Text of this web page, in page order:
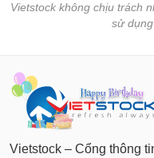
Vietstock không chịu trách
sử
Vietstock – Cổng thông